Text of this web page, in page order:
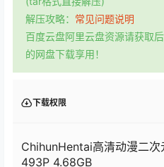
解压攻略： 常见问题说明
百度云盘阿里云盘资源请获取
的网盘下载享用！
下载权限
ChihunHentai高清动漫二
493P 4.68GB